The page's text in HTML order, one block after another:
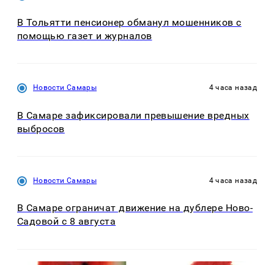
В Тольятти пенсионер обманул мошенников с
помощью газет и журналов
Новости Самары 4 часа назад
В Самаре зафиксировали превышение вредных
выбросов
Новости Самары 4 часа назад
В Самаре ограничат движение на дублере Ново-
Садовой с 8 августа